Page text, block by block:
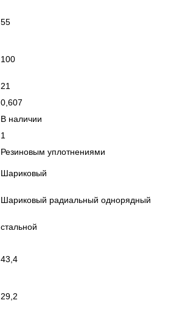
55
100
21
0,607
В наличии
1
Резиновым уплотнениями
Шариковый
Шариковый радиальный однорядный
стальной
43,4
29,2